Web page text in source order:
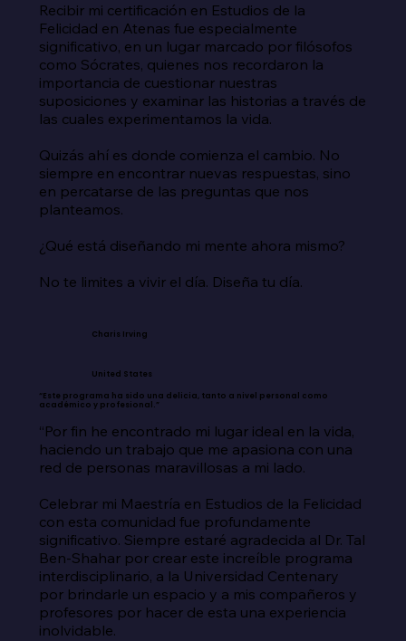
Recibir mi certificación en Estudios de la
Felicidad en Atenas fue especialmente
significativo, en un lugar marcado por filósofos
como Sócrates, quienes nos recordaron la
importancia de cuestionar nuestras
suposiciones y examinar las historias a través de
las cuales experimentamos la vida.
Quizás ahí es donde comienza el cambio. No
siempre en encontrar nuevas respuestas, sino
en percatarse de las preguntas que nos
planteamos.
¿Qué está diseñando mi mente ahora mismo?
No te limites a vivir el día. Diseña tu día.
Charis Irving
United States
“Este programa ha sido una delicia, tanto a nivel personal como
académico y profesional.”
“Por fin he encontrado mi lugar ideal en la vida,
haciendo un trabajo que me apasiona con una
red de personas maravillosas a mi lado.
Celebrar mi Maestría en Estudios de la Felicidad
con esta comunidad fue profundamente
significativo. Siempre estaré agradecida al Dr. Tal
Ben-Shahar por crear este increíble programa
interdisciplinario, a la Universidad Centenary
por brindarle un espacio y a mis compañeros y
profesores por hacer de esta una experiencia
inolvidable.